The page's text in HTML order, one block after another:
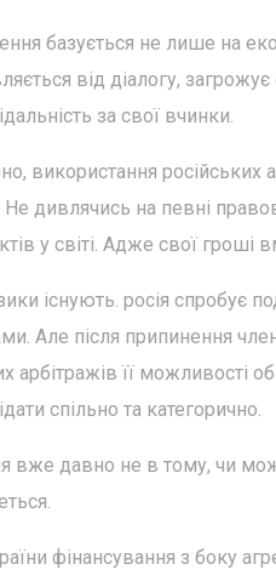
базується не лише на
від діалогу,
за свої вчинки.
використання
Не дивлячись на певні
у світі. Адже свої гроші
існують. росія спробує
Але після припинення
арбітражів її можливості
спільно та категорично.
вже давно не в тому, чи
фінансування з боку